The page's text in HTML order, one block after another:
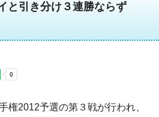
と引き分け３連勝ならず
権2012予選の第３戦が行われ、